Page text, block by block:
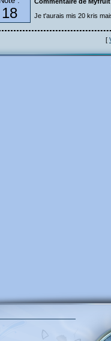
18
Je t'aurais mis 20 kris
[